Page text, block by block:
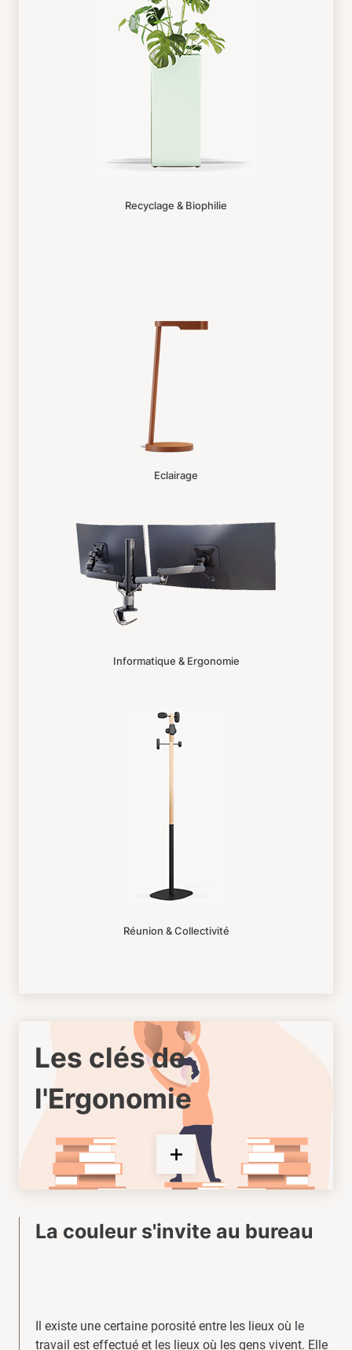
Recyclage & Biophilie
Eclairage
Informatique & Ergonomie
Réunion & Collectivité
Les clés de
l'Ergonomie
La couleur s'invite au bureau
Il existe une certaine porosité entre les lieux où le
travail est effectué et les lieux où les gens vivent. Elle